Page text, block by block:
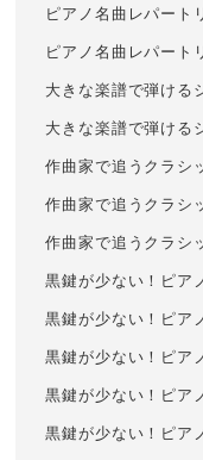
ピアノ名曲レパート
ピアノ名曲レパート
大きな楽譜で弾ける
大きな楽譜で弾ける
作曲家で追うクラシ
作曲家で追うクラシ
作曲家で追うクラシ
黒鍵が少ない！ピア
黒鍵が少ない！ピア
黒鍵が少ない！ピア
黒鍵が少ない！ピア
黒鍵が少ない！ピア